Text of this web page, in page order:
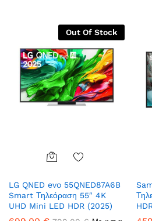
Out Of Stock
to
Wish
list
LG QNED evo 55QNED87A6B
Smart Τηλεόραση 55″ 4K
UHD Mini LED HDR (2025)